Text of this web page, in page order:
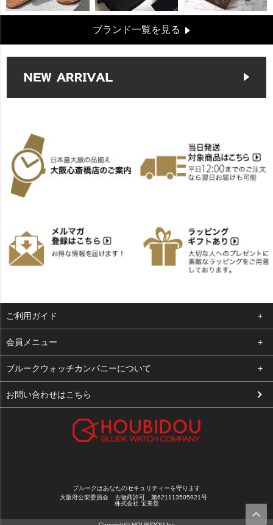
ブランド一覧を見る
ご利用ガイド
よくある質問
支払い・送料
お客様の声
会員メニュー
ログイン
お気に入り
ブルークウォッチカンパニーについて
会社概要
お問い合わせはこちら
ブルークはあなたのセキュリティーを守ります
大阪府公安委員会 古物商許可 第621113505921号
株式会社 宝美堂